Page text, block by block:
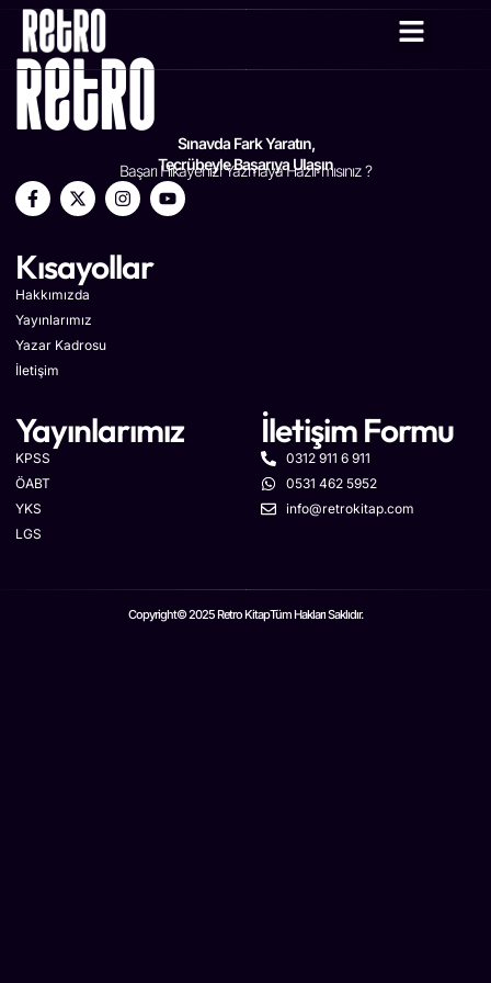
Sınavda Fark Yaratın,
Tecrübeyle Başarıya Ulaşın
Başarı Hikayenizi Yazmaya Hazır mısınız ?
Kısayollar
Hakkımızda
Yayınlarımız
Yazar Kadrosu
İletişim
Yayınlarımız
KPSS
ÖABT
YKS
LGS
İletişim Formu
0312 911 6 911
0531 462 5952
info@retrokitap.com
Copyright© 2025 Retro KitapTüm Hakları Saklıdır.